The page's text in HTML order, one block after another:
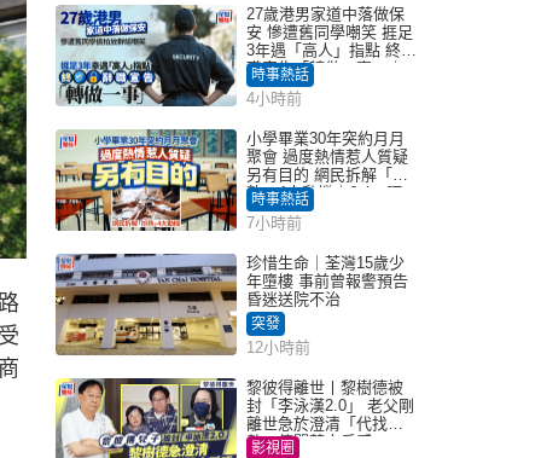
27歲港男家道中落做保
安 慘遭舊同學嘲笑 捱足
3年遇「高人」指點 終辭
職宣告「轉做一事」｜
Juicy叮
時事熱話
4小時前
小學畢業30年突約月月
聚會 過度熱情惹人質疑
另有目的 網民拆解「扮
熟」4大動機｜Juicy叮
時事熱話
7小時前
珍惜生命｜荃灣15歲少
年墮樓 事前曾報警預告
昏迷送院不治
突發
12小時前
黎彼得離世丨黎樹德被
封「李泳漢2.0」 老父剛
離世急於澄清「代找卡
數」傳聞惹人反感
影視圈